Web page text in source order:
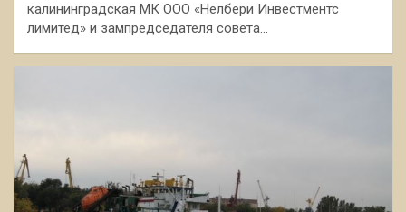
калининградская МК ООО «Нелбери Инвестментс
лимитед» и зампредседателя совета…